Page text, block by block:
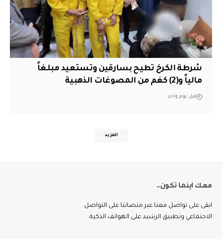
شرطة الكرخ تطيح بسارقين وتستعيد مبلغاً
مالياً و(2) كغم من المصوغات الذهبية
قبل يوم واحد
المزيد
معك اينما تكون..
ابقى على تواصل معنا عبر منصاتنا على التواصل
الاجتماعي وتطبيق الرشيد على الهواتف الذكية.